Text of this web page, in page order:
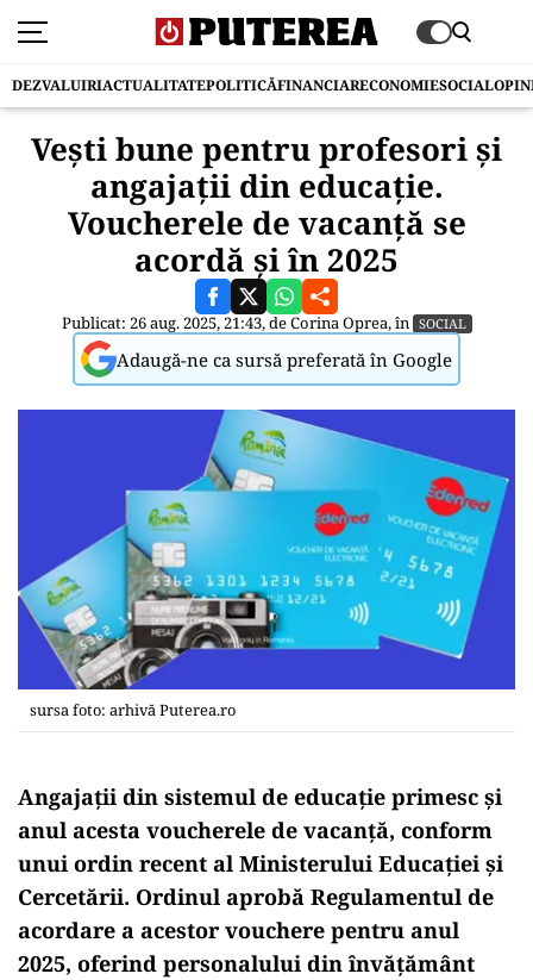
DEZVALUIRIACTUALITATEPOLITICĂFINANCIARECONOMIESOCIAL
Vești bune pentru profesori și
angajații din educație.
Voucherele de vacanță se
acordă și în 2025
Publicat: 26 aug. 2025, 21:43, deCorina Oprea, în SOCIAL
Adaugă-ne ca sursă preferată în Google
sursa foto: arhivă Puterea.ro
Angajații din sistemul de educație primesc și
anul acesta voucherele de vacanță, conform
unui ordin recent al Ministerului Educației și
Cercetării. Ordinul aprobă Regulamentul de
acordare a acestor vouchere pentru anul
2025, oferind personalului din învățământ